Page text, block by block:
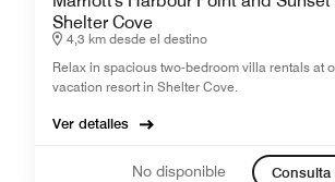
Shelter Cove
4,3 km desde el destino
Relax in spacious two-bedroom villa rentals at
vacation resort in Shelter Cove.
Ver detalles
No disponible Consulta